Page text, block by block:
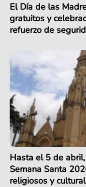
El Día de las
gratuitos y
refuerzo de
Hasta el 5 de
Semana Santa
religiosos y